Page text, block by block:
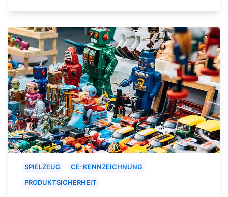
SPIELZEUG
CE-KENNZEICHNUNG
PRODUKTSICHERHEIT